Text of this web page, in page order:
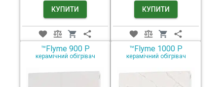
КУПИТИ КУПИТИ
™Flyme 900 P
керамічний обігрівач
™Flyme 1000 P
керамічний обігрівач